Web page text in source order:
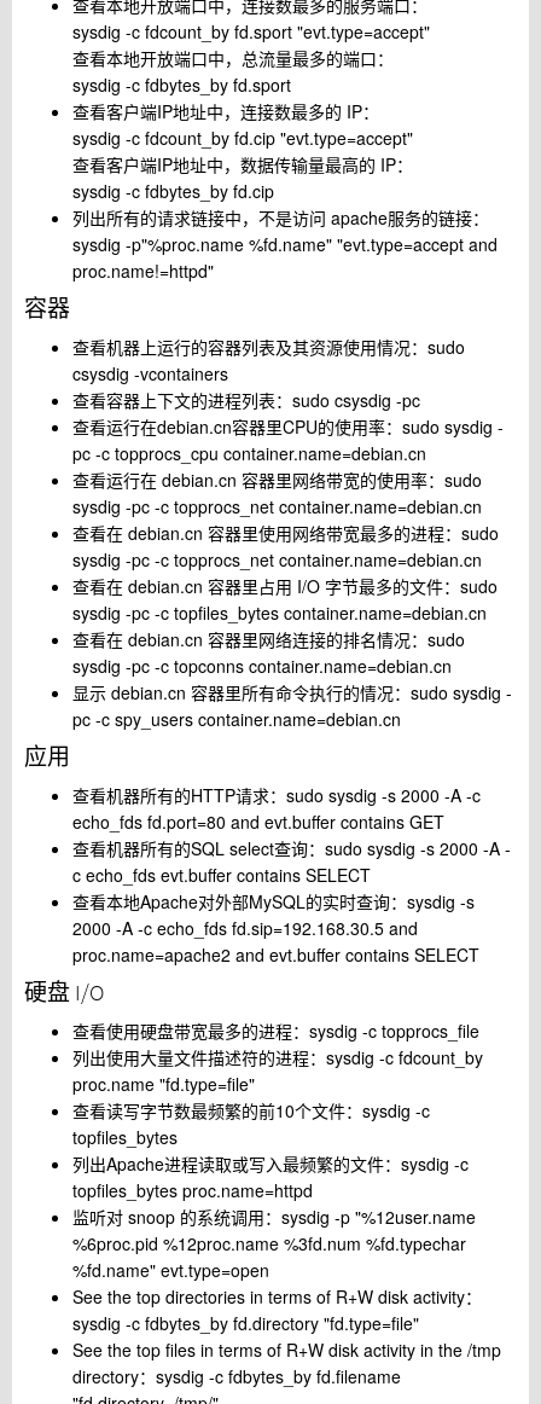
sysdig -c fdcount_by fd.sport "evt.type=accept"
查看本地开放端口中，总流量最多的端口：
sysdig -c fdbytes_by fd.sport
查看客户端IP地址中，连接数最多的 IP：
sysdig -c fdcount_by fd.cip "evt.type=accept"
查看客户端IP地址中，数据传输量最高的 IP：
sysdig -c fdbytes_by fd.cip
列出所有的请求链接中，不是访问 apache服务的链接：
sysdig -p"%proc.name %fd.name" "evt.type=accept and
proc.name!=httpd"
容器
查看机器上运行的容器列表及其资源使用情况：sudo
csysdig -vcontainers
查看容器上下文的进程列表：sudo csysdig -pc
查看运行在debian.cn容器里CPU的使用率：sudo sysdig -
pc -c topprocs_cpu container.name=debian.cn
查看运行在 debian.cn 容器里网络带宽的使用率：sudo
sysdig -pc -c topprocs_net container.name=debian.cn
查看在 debian.cn 容器里使用网络带宽最多的进程：sudo
sysdig -pc -c topprocs_net container.name=debian.cn
查看在 debian.cn 容器里占用 I/O 字节最多的文件：sudo
sysdig -pc -c topfiles_bytes container.name=debian.cn
查看在 debian.cn 容器里网络连接的排名情况：sudo
sysdig -pc -c topconns container.name=debian.cn
显示 debian.cn 容器里所有命令执行的情况：sudo sysdig -
pc -c spy_users container.name=debian.cn
应用
查看机器所有的HTTP请求：sudo sysdig -s 2000 -A -c
echo_fds fd.port=80 and evt.buffer contains GET
查看机器所有的SQL select查询：sudo sysdig -s 2000 -A -
c echo_fds evt.buffer contains SELECT
查看本地Apache对外部MySQL的实时查询：sysdig -s
2000 -A -c echo_fds fd.sip=192.168.30.5 and
proc.name=apache2 and evt.buffer contains SELECT
硬盘 I/O
查看使用硬盘带宽最多的进程：sysdig -c topprocs_file
列出使用大量文件描述符的进程：sysdig -c fdcount_by
proc.name "fd.type=file"
查看读写字节数最频繁的前10个文件：sysdig -c
topfiles_bytes
列出Apache进程读取或写入最频繁的文件：sysdig -c
topfiles_bytes proc.name=httpd
监听对 snoop 的系统调用：sysdig -p "%12user.name
%6proc.pid %12proc.name %3fd.num %fd.typechar
%fd.name" evt.type=open
See the top directories in terms of R+W disk activity：
sysdig -c fdbytes_by fd.directory "fd.type=file"
See the top files in terms of R+W disk activity in the /tmp
directory：sysdig -c fdbytes_by fd.filename